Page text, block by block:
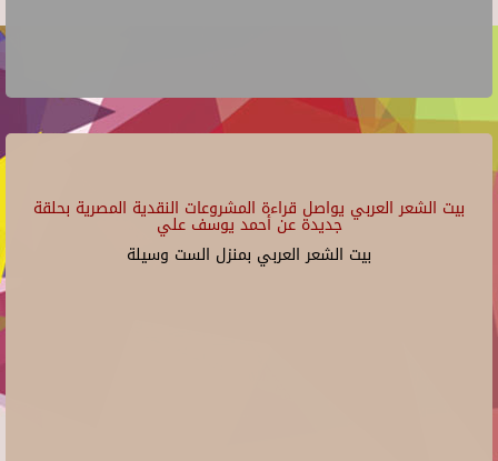
بيت الشعر العربي يواصل قراءة المشروعات النقدية المصرية بحلقة
جديدة عن أحمد يوسف علي
بيت الشعر العربي بمنزل الست وسيلة